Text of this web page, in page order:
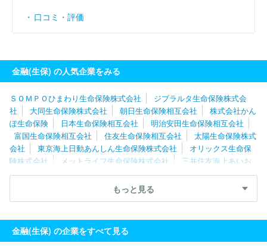
口コミ・評価
金融(生保) の人気企業をみる
ＳＯＭＰＯひまわり生命保険株式会社
ジブラルタ生命保険株式会
社
大同生命保険株式会社 朝日生命保険相互会社
株式会社かん
ぽ生命保険
日本生命保険相互会社
明治安田生命保険相互会社
富国生命保険相互会社
住友生命保険相互会社
太陽生命保険株式
会社
東京海上日動あんしん生命保険株式会社
オリックス生命保
険株式会社
メットライフ生命保険株式会社
三井住友海上あいお
い生命保険株式会社
プルデンシャル生命保険株式会社
ソニー生
大樹生命保険株式会社
アクサ生命保険株式会社
アメリカンファミリーライフアシュアランスカンパニーオブコロンバ
ス
エヌエヌ生命保険株式会社
もっと見る
金融(生保) の企業をすべて見る